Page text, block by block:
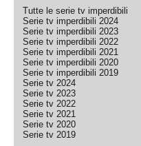
Tutte le serie tv imperdibili
Serie tv imperdibili 2024
Serie tv imperdibili 2023
Serie tv imperdibili 2022
Serie tv imperdibili 2021
Serie tv imperdibili 2020
Serie tv imperdibili 2019
Serie tv 2024
Serie tv 2023
Serie tv 2022
Serie tv 2021
Serie tv 2020
Serie tv 2019